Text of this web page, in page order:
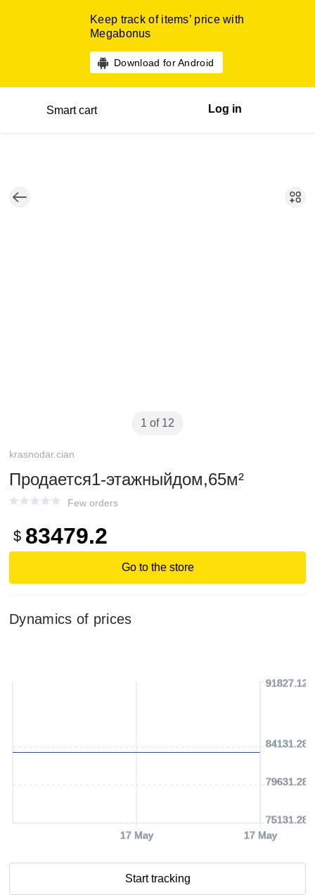
Keep track of items’ price with
Megabonus
Download for Android
Smart cart Log in
1 of 12
krasnodar.cian
Продается1-этажныйдом,65м²
Few orders
$ 83479.2
Go to the store
Dynamics of prices
17 May 17 May
75131.28
79631.28
84131.28
91827.12
Start tracking